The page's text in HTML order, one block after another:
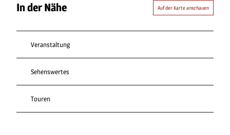
In der Nähe Auf der Karte anschauen
Veranstaltung
Sehenswertes
Touren